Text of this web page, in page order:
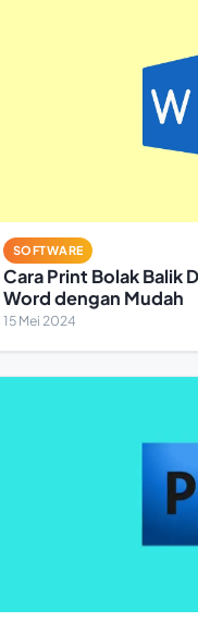
SOFTWARE
Cara Print Bolak Balik
Word dengan Mudah
15 Mei 2024